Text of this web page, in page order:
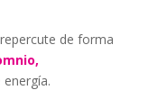
de forma